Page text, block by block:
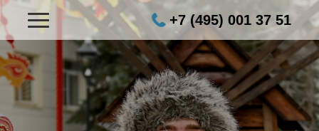
+7 (495) 001 37 51